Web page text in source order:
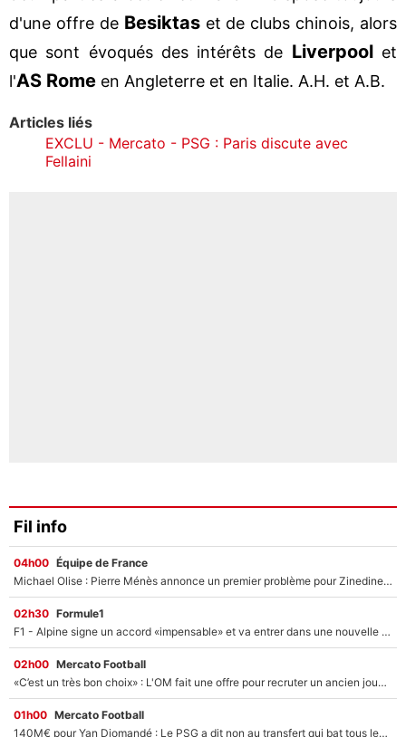
d'une offre de Besiktaset de clubs chinois, alors
que sont évoqués des intérêts de Liverpoolet
l'AS Rome en Angleterre et en Italie. A.H. et A.B.
Articles liés
EXCLU - Mercato - PSG : Paris discute avec
Fellaini
Fil info
04h00 Équipe de France
Michael Olise : Pierre Ménès annonce un premier problème pour Zinedine Zidane en équipe de France
02h30 Formule1
F1 - Alpine signe un accord «impensable» et va entrer dans une nouvelle dimension : Grande nouvelle pour Pierre Gasly !
02h00 Mercato Football
«C’est un très bon choix» : L'OM fait une offre pour recruter un ancien joueur du PSG... et c'est validé dans l'After Foot !
01h00 Mercato Football
140M€ pour Yan Diomandé : Le PSG a dit non au transfert qui bat tous les records sur le mercato